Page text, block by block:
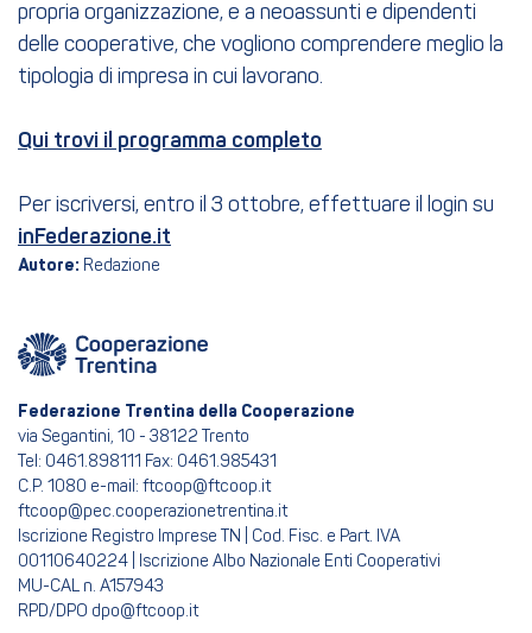
propria organizzazione, e a neoassunti e dipendenti
delle cooperative, che vogliono comprendere meglio la
tipologia di impresa in cui lavorano.
Qui trovi il programma completo
Per iscriversi, entro il 3 ottobre, effettuare il login su
inFederazione.it
Autore: Redazione
Federazione Trentina della Cooperazione
via Segantini, 10 - 38122 Trento
Tel: 0461.898111 Fax: 0461.985431
C.P. 1080 e-mail: ftcoop@ftcoop.it
ftcoop@pec.cooperazionetrentina.it
Iscrizione Registro Imprese TN | Cod. Fisc. e Part. IVA
00110640224 | Iscrizione Albo Nazionale Enti Cooperativi
MU-CAL n. A157943
RPD/DPO dpo@ftcoop.it